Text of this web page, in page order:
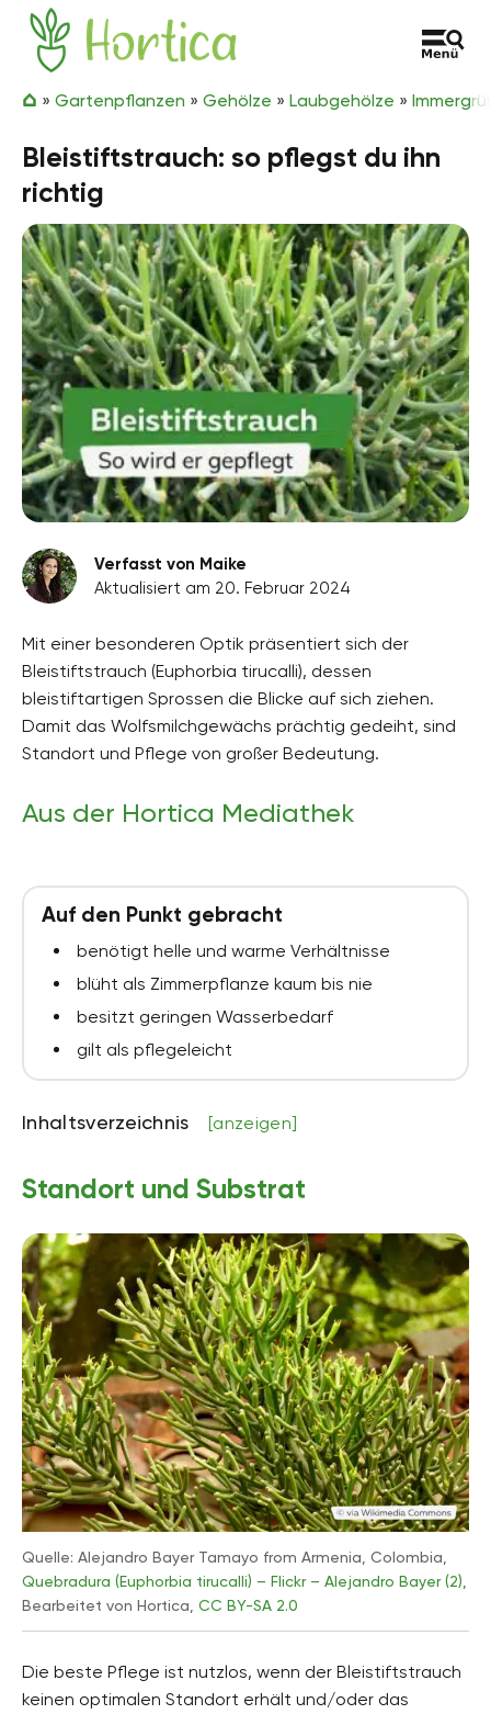
Zum Inhalt springen
Hortica
» Gartenpflanzen » Gehölze » Laubgehölze »
Bleistiftstrauch: so pflegst du ihn
richtig
Verfasst von Maike
Aktualisiert am 20. Februar 2024
Mit einer besonderen Optik präsentiert sich der
Bleistiftstrauch (Euphorbia tirucalli), dessen
bleistiftartigen Sprossen die Blicke auf sich ziehen.
Damit das Wolfsmilchgewächs prächtig gedeiht, sind
Standort und Pflege von großer Bedeutung.
Aus der Hortica Mediathek
Auf den Punkt gebracht
benötigt helle und warme Verhältnisse
blüht als Zimmerpflanze kaum bis nie
besitzt geringen Wasserbedarf
gilt als pflegeleicht
Inhaltsverzeichnis [anzeigen]
Standort und Substrat
Quelle: Alejandro Bayer Tamayo from Armenia, Colombia,
Quebradura (Euphorbia tirucalli) – Flickr – Alejandro Bayer (2)
Bearbeitet von Hortica, CC BY-SA 2.0
Die beste Pflege ist nutzlos, wenn der Bleistiftstrauch
keinen optimalen Standort erhält und/oder das